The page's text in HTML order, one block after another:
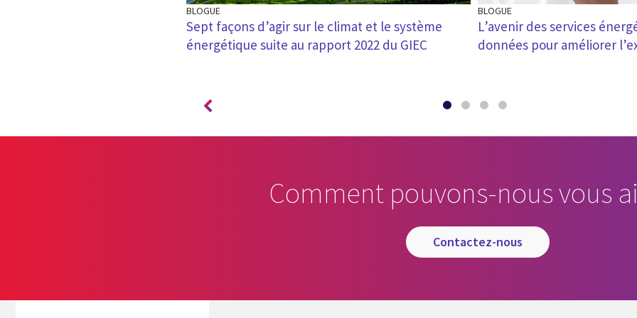
BLOGUE
Sept façons d’agir sur le climat et le système
énergétique suite au rapport 2022 du GIEC
BLOGUE
L’avenir des services
données pour améliorer
Comment pouvons-nous vous
contactez-nous